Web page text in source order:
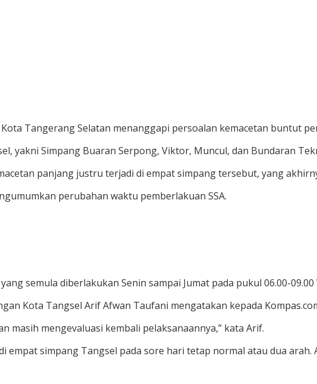
Tangerang Selatan menanggapi persoalan kemacetan buntut
yakni Simpang Buaran Serpong, Viktor, Muncul, dan Bundaran
panjang justru terjadi di empat simpang tersebut, yang
perubahan waktu pemberlakuan SSA.
semula diberlakukan Senin sampai Jumat pada pukul 06.00-
Kota Tangsel Arif Afwan Taufani mengatakan kepada
masih mengevaluasi kembali pelaksanaannya,” kata Arif.
empat simpang Tangsel pada sore hari tetap normal atau dua